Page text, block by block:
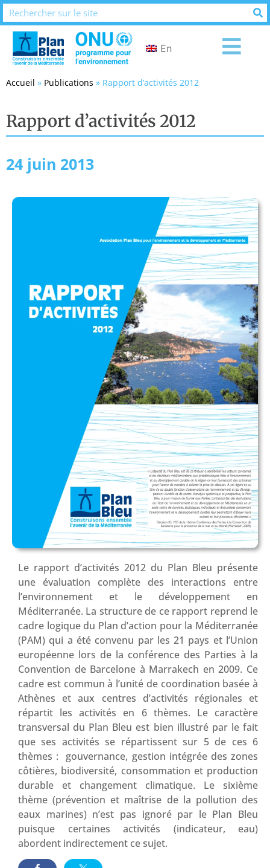
En
Accueil » Publications » Rapport d’activités 2012
Rapport d’activités 2012
24 juin 2013
Le rapport d’activités 2012 du Plan Bleu présente
une évaluation complète des interactions entre
l’environnement et le développement en
Méditerranée. La structure de ce rapport reprend le
cadre logique du Plan d’action pour la Méditerranée
(PAM) qui a été convenu par les 21 pays et l’Union
européenne lors de la conférence des Parties à la
Convention de Barcelone à Marrakech en 2009. Ce
cadre est commun à l’unité de coordination basée à
Athènes et aux centres d’activités régionales et
répartit les activités en 6 thèmes. Le caractère
transversal du Plan Bleu est bien illustré par le fait
que ses activités se répartissent sur 5 de ces 6
thèmes : gouvernance, gestion intégrée des zones
côtières, biodiversité, consommation et production
durable et changement climatique. Le sixième
thème (prévention et maîtrise de la pollution des
eaux marines) n’est pas ignoré par le Plan Bleu
puisque certaines activités (indicateur, eau)
abordent indirectement ce sujet.